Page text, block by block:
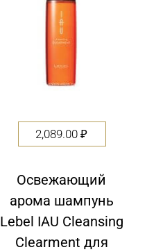
2,089.00₽
Освежающий
арома шампунь
Lebel IAU Cleansing
Clearment для